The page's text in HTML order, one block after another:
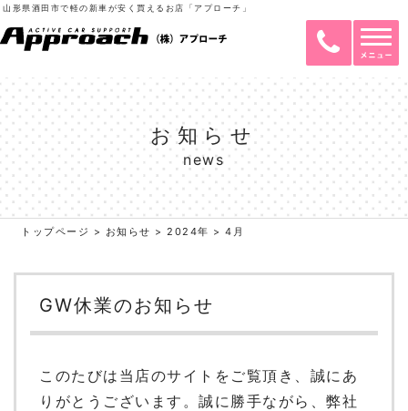
山形県酒田市で軽の新車が安く買えるお店「アプローチ」
お知らせ
news
トップページ > お知らせ >2024年 >4月
GW休業のお知らせ
このたびは当店のサイトをご覧頂き、誠にあ
りがとうございます。誠に勝手ながら、弊社